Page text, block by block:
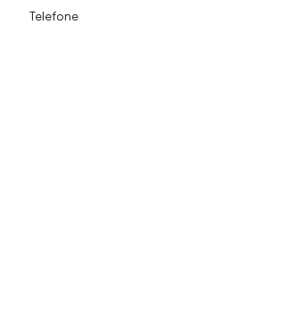
Telefone